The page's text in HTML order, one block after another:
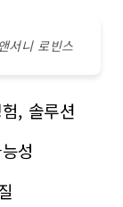
서니 로빈스
, 솔루션
성